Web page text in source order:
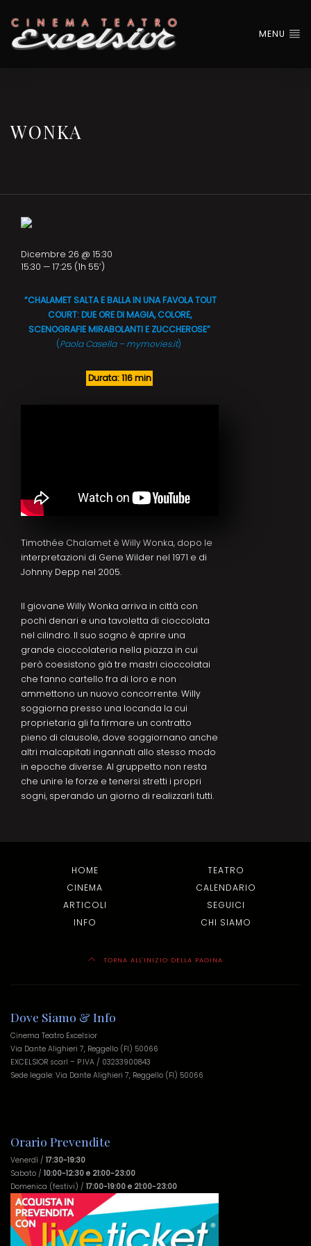
MENU
WONKA
“CHALAMET SALTA E BALLA IN UNA FAVOLA TOUT
COURT: DUE ORE DI MAGIA, COLORE,
SCENOGRAFIE MIRABOLANTI E ZUCCHEROSE”
(Paola Casella – mymovies.it)
Durata: 116 min
Timothée Chalamet è Willy Wonka, dopo le
interpretazioni di Gene Wilder nel 1971 e di
Johnny Depp nel 2005.
Il giovane Willy Wonka arriva in città con
pochi denari e una tavoletta di cioccolata
nel cilindro. Il suo sogno è aprire una
grande cioccolateria nella piazza in cui
però coesistono già tre mastri cioccolatai
che fanno cartello fra di loro e non
ammettono un nuovo concorrente. Willy
soggiorna presso una locanda la cui
proprietaria gli fa firmare un contratto
pieno di clausole, dove soggiornano anche
altri malcapitati ingannati allo stesso modo
in epoche diverse. Al gruppetto non resta
che unire le forze e tenersi stretti i propri
sogni, sperando un giorno di realizzarli tutti.
Dicembre 26 @ 15:30
15:30 — 17:25 (1h 55′)
HOME
TEATRO
CINEMA
CALENDARIO
ARTICOLI
SEGUICI
INFO
CHI SIAMO
TORNA ALL'INIZIO DELLA PAGINA
Dove Siamo & Info
Cinema Teatro Excelsior
Via Dante Alighieri 7, Reggello (FI) 50066
EXCELSIOR scarl – P.IVA / 03233900843
Sede legale: Via Dante Alighieri 7, Reggello (FI) 50066
Orario Prevendite
Venerdì / 17:30-19:30
Sabato / 10:00-12:30 e 21:00-23:00
Domenica (festivi) / 17:00-19:00 e 21:00-23:00